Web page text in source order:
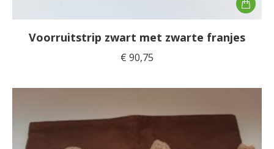
Voorruitstrip zwart met zwarte franjes
€ 90,75